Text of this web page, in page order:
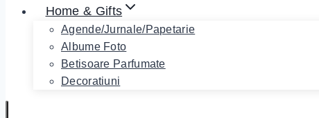
Home & Gifts
Agende/Jurnale/Papetarie
Albume Foto
Betisoare Parfumate
Decoratiuni